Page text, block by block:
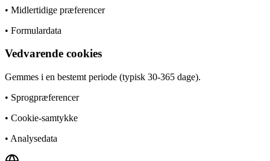
• Midlertidige præferencer
• Formulardata
Vedvarende cookies
Gemmes i en bestemt periode (typisk 30-365 dage).
• Sprogpræferencer
• Cookie-samtykke
• Analysedata